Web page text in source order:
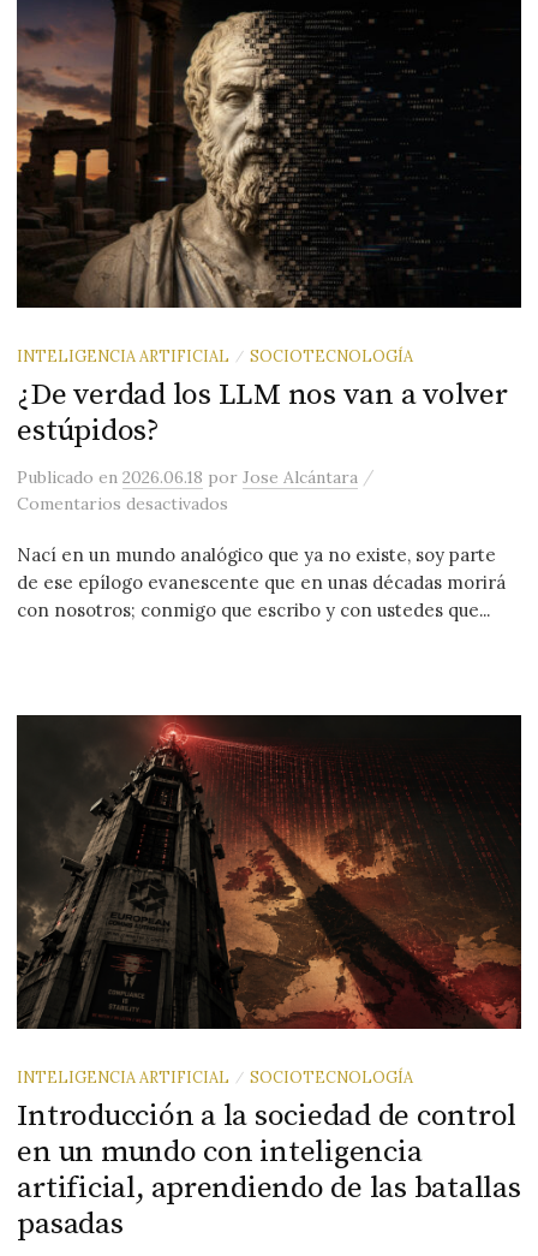
INTELIGENCIA ARTIFICIAL / SOCIOTECNOLOGÍA
¿De verdad los LLM nos van a volver
estúpidos?
Publicadoen2026.06.18 porJose Alcántara /
Comentarios desactivados
Nací en un mundo analógico que ya no existe, soy parte
de ese epílogo evanescente que en unas décadas morirá
con nosotros; conmigo que escribo y con ustedes que...
INTELIGENCIA ARTIFICIAL / SOCIOTECNOLOGÍA
Introducción a la sociedad de control
en un mundo con inteligencia
artificial, aprendiendo de las batallas
pasadas